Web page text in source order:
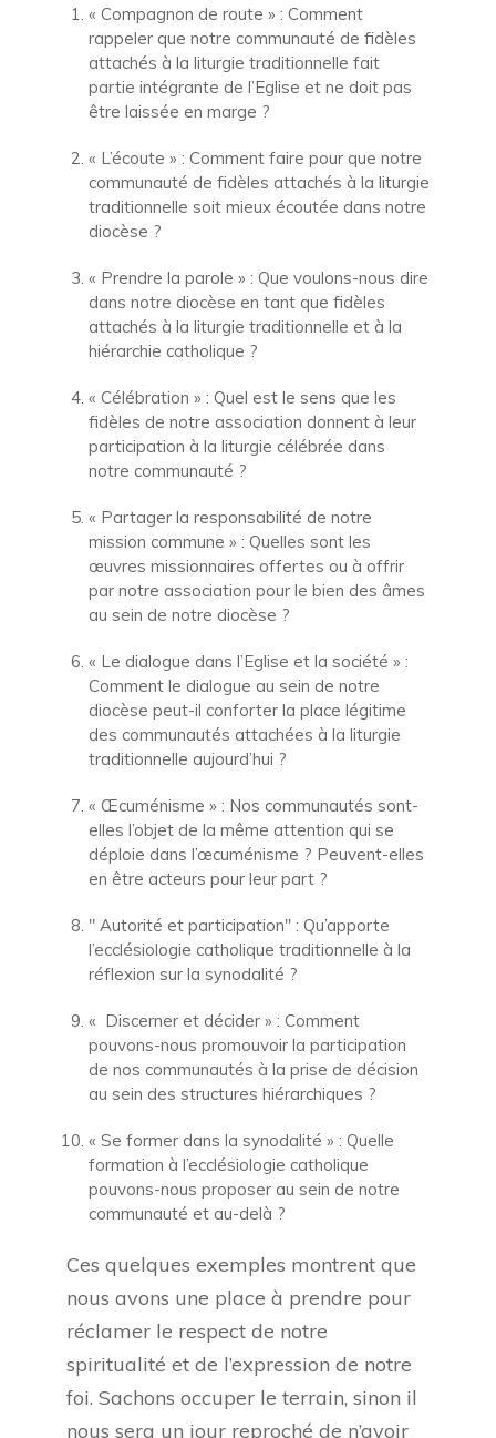
« Compagnon de route » : Comment
rappeler que notre communauté de fidèles
attachés à la liturgie traditionnelle fait
partie intégrante de l’Eglise et ne doit pas
être laissée en marge ?
« L’écoute » : Comment faire pour que notre
communauté de fidèles attachés à la liturgie
traditionnelle soit mieux écoutée dans notre
diocèse ?
« Prendre la parole » : Que voulons-nous dire
dans notre diocèse en tant que fidèles
attachés à la liturgie traditionnelle et à la
hiérarchie catholique ?
« Célébration » : Quel est le sens que les
fidèles de notre association donnent à leur
participation à la liturgie célébrée dans
notre communauté ?
« Partager la responsabilité de notre
mission commune » : Quelles sont les
œuvres missionnaires offertes ou à offrir
par notre association pour le bien des âmes
au sein de notre diocèse ?
« Le dialogue dans l’Eglise et la société » :
Comment le dialogue au sein de notre
diocèse peut-il conforter la place légitime
des communautés attachées à la liturgie
traditionnelle aujourd’hui ?
« Œcuménisme » : Nos communautés sont-
elles l’objet de la même attention qui se
déploie dans l’œcuménisme ? Peuvent-elles
en être acteurs pour leur part ?
" Autorité et participation" : Qu’apporte
l’ecclésiologie catholique traditionnelle à la
réflexion sur la synodalité ?
« Discerner et décider » : Comment
pouvons-nous promouvoir la participation
de nos communautés à la prise de décision
au sein des structures hiérarchiques ?
« Se former dans la synodalité » : Quelle
formation à l’ecclésiologie catholique
pouvons-nous proposer au sein de notre
communauté et au-delà ?
Ces quelques exemples montrent que
nous avons une place à prendre pour
réclamer le respect de notre
spiritualité et de l’expression de notre
foi. Sachons occuper le terrain, sinon il
nous sera un jour reproché de n’avoir